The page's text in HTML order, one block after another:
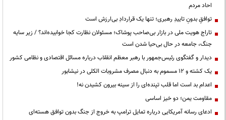
احاد مردم
توافقِ بدونِ تاییدِ رهبری؛ تنها یک قراردادِ بی‌ارزش است
تاراج هویت ملی در بازار بی‌صاحب پوشاک؛ مسئولان نظارت کجا خوابیده‌اند؟ / زیر سایه
جنگ، جامعه در حال بی‌حیا شدن است
دیدار و گفتگوی رئیس‌جمهور با رهبر معظم انقلاب درباره مسائل اقتصادی و نظامی کشور
یک کشته و ۱۲ مسموم به دنبال مصرف مشروبات الکلی در نیشابور
اعدام بد است اما قلب تپنده‌ای را از سینه بیرون کشیدن نه!
مقاومت یمن؛ دو خیز اساسی
ادعای رسانه آمریکایی درباره تمایل ترامپ به خروج از جنگ بدون توافق هسته‌ای